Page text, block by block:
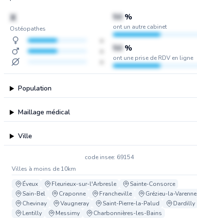
X
Ostéopathes
50 %
ont un autre cabinet
50 %
ont une prise de RDV en ligne
Population
Maillage médical
Ville
code insee: 69154
Villes à moins de 10km
Éveux
Fleurieux-sur-l'Arbresle
Sainte-Consorce
Sain-Bel
Craponne Francheville
Grézieu-la-Varenne
Chevinay
Vaugneray Saint-Pierre-la-Palud
Dardilly
Lentilly
Messimy Charbonnières-les-Bains